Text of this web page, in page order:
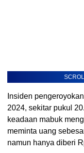
Insiden
2024, sekitar pukul
keadaan mabuk
meminta uang
namun hanya diberi